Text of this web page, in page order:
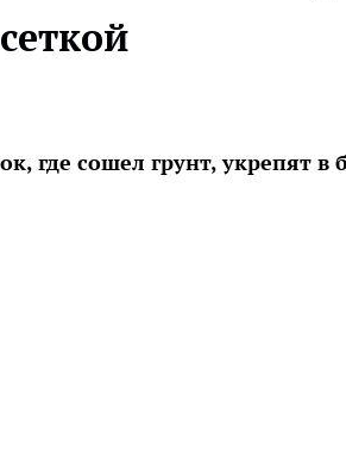
где сошел грунт, укрепят